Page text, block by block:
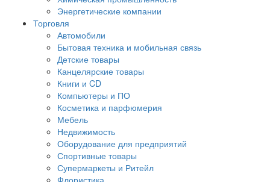
Энергетические компании
Торговля
Автомобили
Бытовая техника и мобильная связь
Детские товары
Канцелярские товары
Книги и CD
Компьютеры и ПО
Косметика и парфюмерия
Мебель
Недвижимость
Оборудование для предприятий
Спортивные товары
Супермаркеты и Ритейл
Флористика